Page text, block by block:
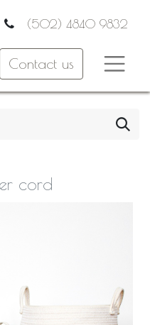
(502) 4840 9832
Contact us
cord